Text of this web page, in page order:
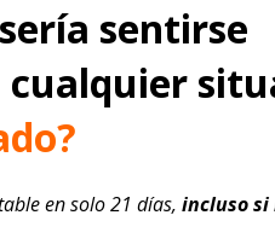
sentirse
cualquier
en solo 21 días, incluso si